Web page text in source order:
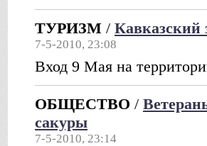
ТУРИЗМ / Кавказский
7-5-2010, 23:08
Вход 9 Мая на
ОБЩЕСТВО /
сакуры
7-5-2010, 23:14